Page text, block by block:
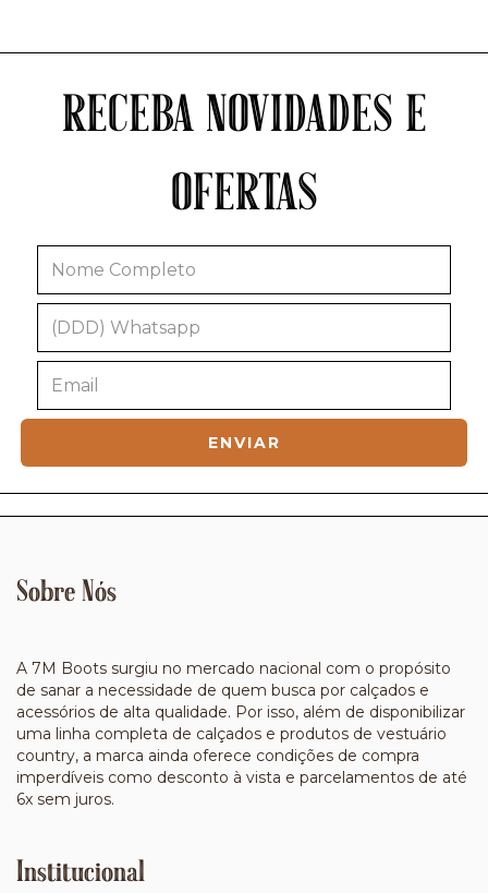
RECEBA NOVIDADES E
OFERTAS
Sobre Nós
A 7M Boots surgiu no mercado nacional com o propósito
de sanar a necessidade de quem busca por calçados e
acessórios de alta qualidade. Por isso, além de disponibilizar
uma linha completa de calçados e produtos de vestuário
country, a marca ainda oferece condições de compra
imperdíveis como desconto à vista e parcelamentos de até
6x sem juros.
Institucional